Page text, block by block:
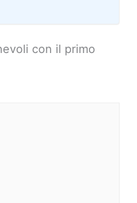
con il primo